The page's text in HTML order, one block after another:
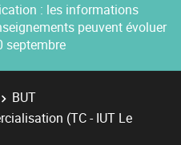
: les informations
peuvent évoluer
septembre
BUT
(TC - IUT Le